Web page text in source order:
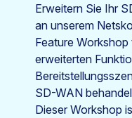
Erweitern Sie Ihr
an unserem
Feature Workshop
erweiterten
SD-WAN
Dieser Workshop